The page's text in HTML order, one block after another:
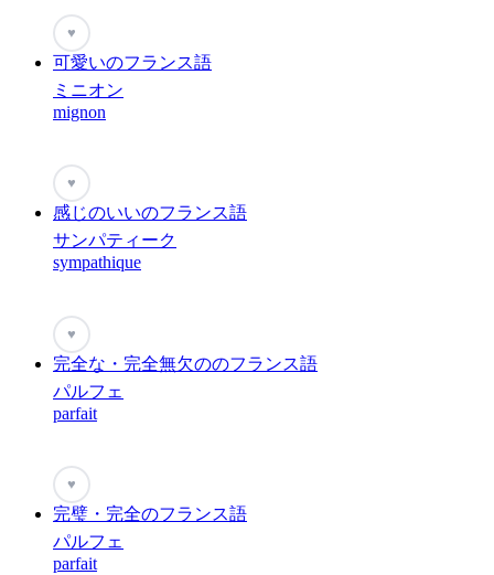
♥
可愛いのフランス語
ミニオン
mignon
♥
感じのいいのフランス語
サンパティーク
sympathique
♥
完全な・完全無欠ののフランス語
パルフェ
parfait
♥
完璧・完全のフランス語
パルフェ
parfait